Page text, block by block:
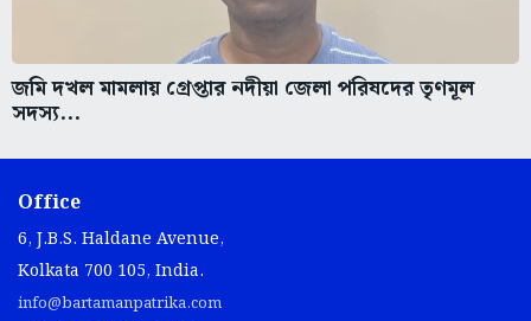
জমি দখল মামলায় গ্রেপ্তার নদীয়া জেলা পরিষদের তৃণমূল
সদস্য...
Office
6, J.B.S. Haldane Avenue,
Kolkata 700 105, India.
info@bartamanpatrika.com